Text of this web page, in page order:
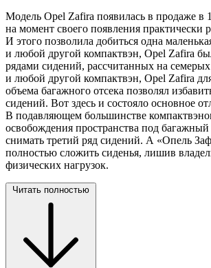
Модель Opel Zafira появилась в продаже в
на момент своего появления практически
И этого позволила добиться одна
и любой другой компактвэн, Opel Zafira
рядами сидений, рассчитанных на
и любой другой компактвэн, Opel Zafira
объема багажного отсека позволял
сидений. Вот здесь и состояло основное
В подавляющем большинстве
освобождения пространства под
снимать третий ряд сидений. А «Опель
полностью сложить сиденья, лишив
физических нагрузок.
Читать полностью